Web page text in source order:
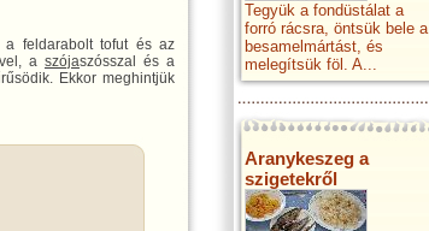
a feldarabolt tofut és az
a szójaszósszal és a
Ekkor meghintjük
Tegyük a fondüstálat a
forró rácsra, öntsük bele a
besamelmártást, és
melegítsük föl. A...
Aranykeszeg a
szigetekről